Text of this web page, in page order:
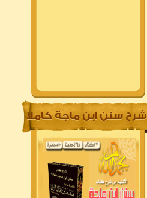
شرح سنن ابن ماجة كاملا